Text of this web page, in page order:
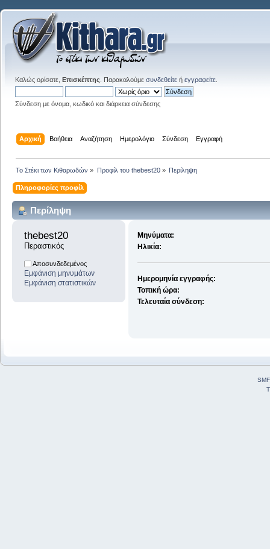
Καλώς ορίσατε, Επισκέπτης . Παρακαλούμε συνδεθείτε ή εγγραφείτε
Σύνδεση με όνομα, κωδικό και διάρκεια σύνδεσης
Αρχική Βοήθεια Αναζήτηση Ημερολόγιο Σύνδεση Εγγραφή
Το Στέκι των Κιθαρωδών » Προφίλ του thebest20» Περίληψη
Πληροφορίες προφίλ
Περίληψη
thebest20
Περαστικός
Αποσυνδεδεμένος
Εμφάνιση μηνυμάτων
Εμφάνιση στατιστικών
Μηνύματα:
Ηλικία:
Ημερομηνία εγγραφής:
Τοπική ώρα:
Τελευταία σύνδεση: